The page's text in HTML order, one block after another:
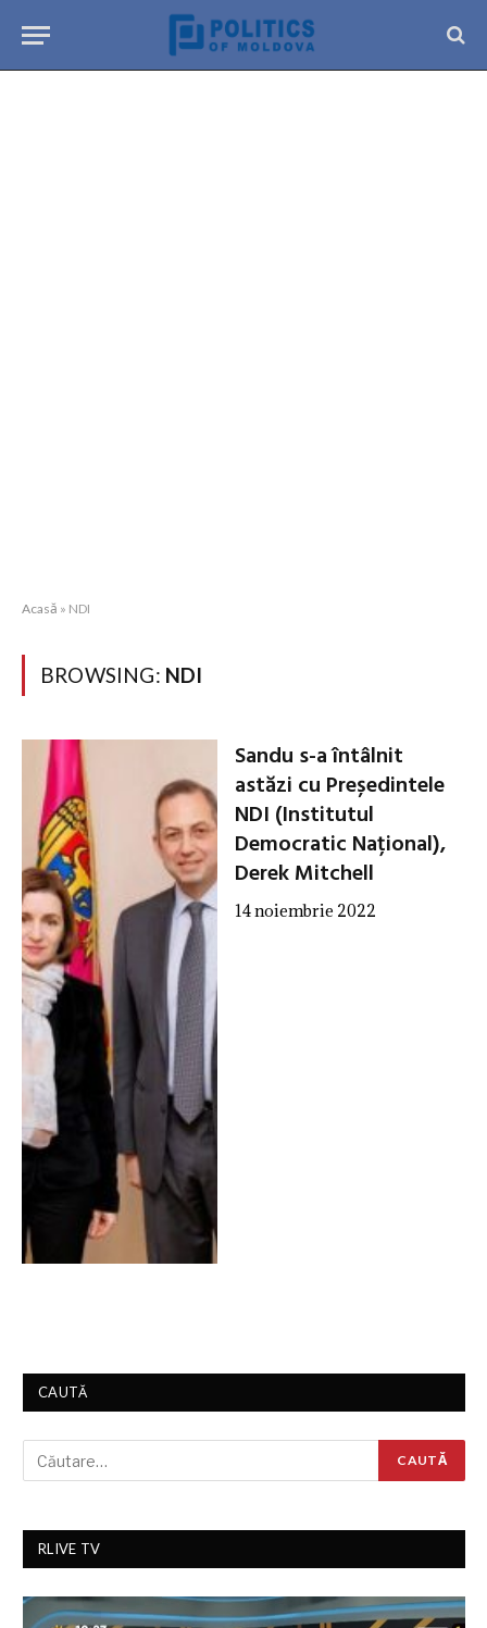
Acasă » NDI
BROWSING: NDI
Sandu s-a întâlnit
astăzi cu Președintele
NDI (Institutul
Democratic Național),
Derek Mitchell
14 noiembrie 2022
CAUTĂ
RLIVE TV